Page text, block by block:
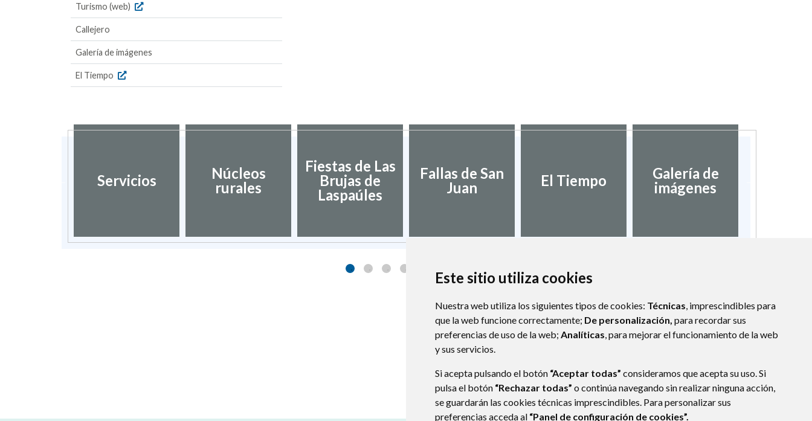
Este sitio utiliza cookies
Nuestra web utiliza los siguientes tipos de cookies: Técnicas, imprescindibles para
que la web funcione correctamente; De personalización, para recordar sus
preferencias de uso de la web; Analíticas, para mejorar el funcionamiento de la web
y sus servicios.
Si acepta pulsando el botón “Aceptar todas” consideramos que acepta su uso. Si
pulsa el botón “Rechazar todas” o continúa navegando sin realizar ninguna acción,
se guardarán las cookies técnicas imprescindibles. Para personalizar sus
preferencias acceda al “Panel de configuración de cookies”.
Turismo (web)
Callejero
Galería de imágenes
El Tiempo
Servicios
Núcleos
rurales
Fiestas de Las
Brujas de
Laspaúles
Fallas de San
Juan
El Tiempo
Galería de
imágenes